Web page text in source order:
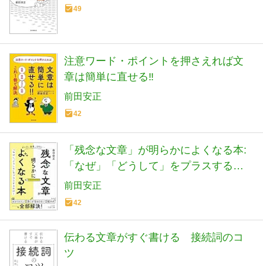
49
注意ワード・ポイントを押さえれば文
章は簡単に直せる‼
前田安正
42
「残念な文章」が明らかによくなる本:
「なぜ」「どうして」をプラスするだ
け! (王様文庫 B 235-1)
前田安正
42
伝わる文章がすぐ書ける 接続詞のコ
ツ